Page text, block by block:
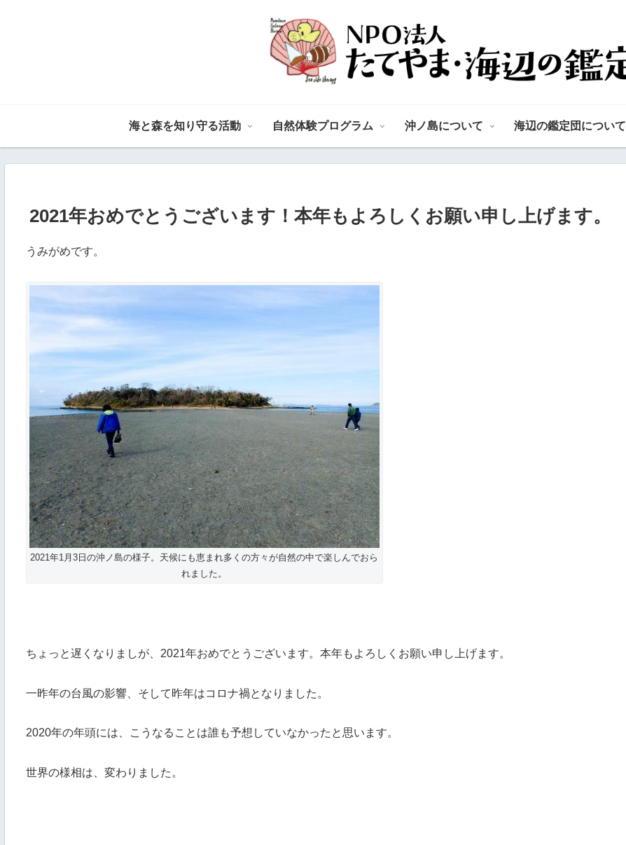
海と森を知り守る活動 自然体験プログラム 沖ノ島について 海辺の鑑定団について
2021年おめでとうございます！本年もよろしくお願い申し上げます。
うみがめです。
2021年1月3日の沖ノ島の様子。天候にも恵まれ多くの方々が自然の中で楽しんでおら
れました。
ちょっと遅くなりましが、2021年おめでとうございます。本年もよろしくお願い申し上げます。
一昨年の台風の影響、そして昨年はコロナ禍となりました。
2020年の年頭には、こうなることは誰も予想していなかったと思います。
世界の様相は、変わりました。